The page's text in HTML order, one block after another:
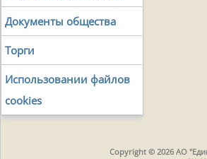
Документы общества
Торги
Использовании файлов
cookies
Copyright © 2026 АО